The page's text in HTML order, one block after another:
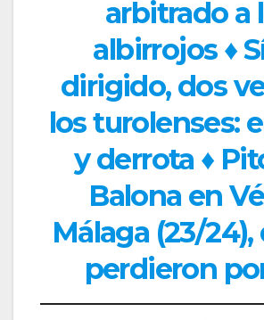
arbitrado a
albirrojos ♦
dirigido, dos
los turolenses:
y derrota ♦
Balona en
Málaga (23/
perdieron